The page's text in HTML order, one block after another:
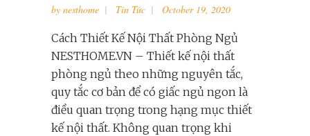
by nesthome Tin Tức October 19, 2020
Cách Thiết Kế Nội Thất Phòng Ngủ
NESTHOME.VN – Thiết kế nội thất
phòng ngủ theo những nguyên tắc,
quy tắc cơ bản để có giấc ngủ ngon là
điều quan trọng trong hạng mục thiết
kế nội thất. Không quan trọng khi